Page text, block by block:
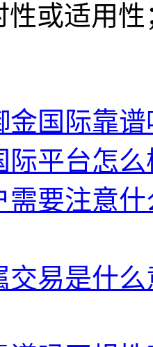
性或适用
金国际靠
际平台怎
需要注意
交易是什